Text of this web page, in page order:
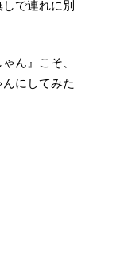
で連れに別
ん』こそ、
にしてみた